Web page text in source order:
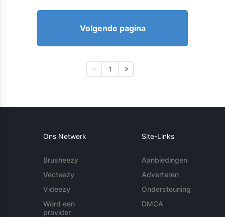
Volgende pagina
1
Ons Netwerk
Brusheezy
Vecteezy
Videezy
Word een
provider
Site-Links
Aanbiedingen
Adverteren
Ondersteuning
DMCA